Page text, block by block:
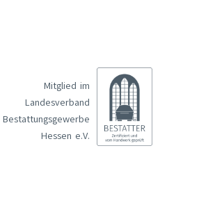
Mitglied im
Landesverband
Bestattungsgewerbe
Hessen e.V.